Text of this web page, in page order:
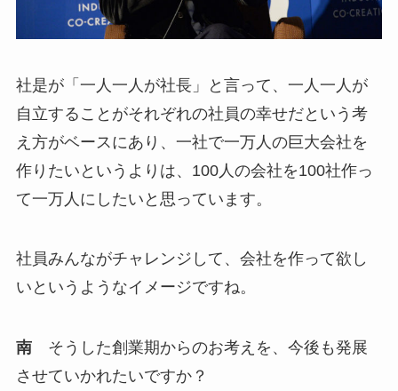
社是が「一人一人が社長」と言って、一人一人が
自立することがそれぞれの社員の幸せだという考
え方がベースにあり、一社で一万人の巨大会社を
作りたいというよりは、100人の会社を100社作っ
て一万人にしたいと思っています。
社員みんながチャレンジして、会社を作って欲し
いというようなイメージですね。
南そうした創業期からのお考えを、今後も発展
させていかれたいですか？